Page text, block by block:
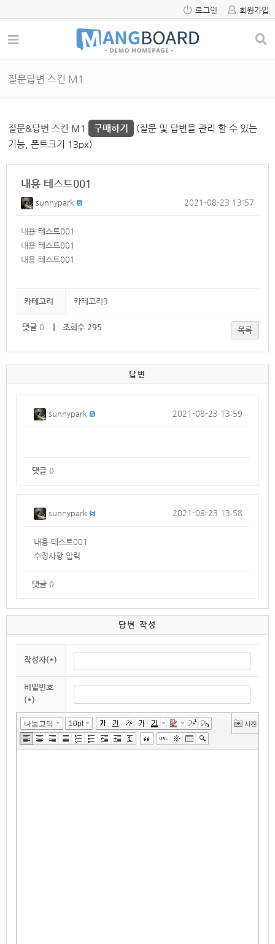
로그인 회원가입
질문답변 스킨 M1
질문&답변 스킨 M1 구매하기
(질문 및 답변을 관리 할 수 있는
기능, 폰트크기 13px)
내용 테스트001
sunnypark 2021-08-23 13:57
내용 테스트001
내용 테스트001
내용 테스트001
카테고리 카테고리3
댓글 0 ｜ 조회수 295 목록
답변
sunnypark 2021-08-23 13:59
댓글 0
sunnypark 2021-08-23 13:58
내용 테스트001
수정사항 입력
댓글 0
답변 작성
작성자(*)
비밀번호
(*)